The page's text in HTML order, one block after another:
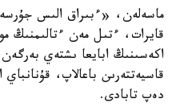
ماسەلەن، «ءبىراق الىس
قايرات، ءتىل مەن ءتالىمنىڭ
اكەسىنىڭ ابايعا ىشتەي
قاسيەتتەرىن باعالاپ،
دەپ تابادى.